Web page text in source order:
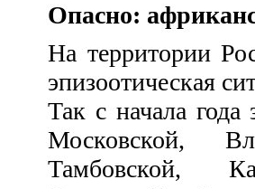
Опасно:
На территории
эпизоотическая
Так с начала года
Московской,
Тамбовской,